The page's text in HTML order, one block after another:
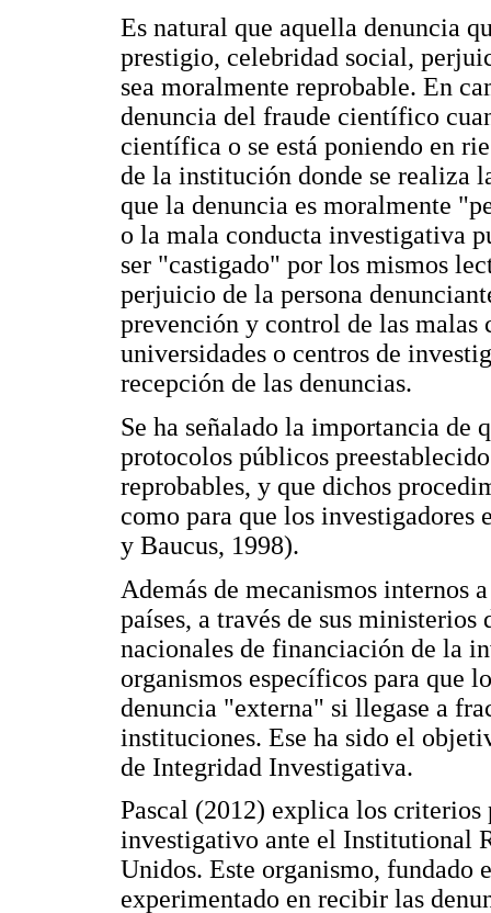
Es natural que aquella denuncia
prestigio, celebridad social,
sea moralmente reprobable. En
denuncia del fraude científico
científica o se está poniendo en
de la institución donde se realiza
que la denuncia es moralmente
o la mala conducta investigativa
ser "castigado" por los mismos
perjuicio de la persona
prevención y control de las malas
universidades o centros de
recepción de las denuncias.
Se ha señalado la importancia de
protocolos públicos
reprobables, y que dichos
como para que los
y Baucus, 1998).
Además de mecanismos internos
países, a través de sus
nacionales de financiación de la
organismos específicos para que
denuncia "externa" si llegase a
instituciones. Ese ha sido el
de Integridad Investigativa.
Pascal (2012) explica los criterios
investigativo ante el Institutional
Unidos. Este organismo, fundado
experimentado en recibir las